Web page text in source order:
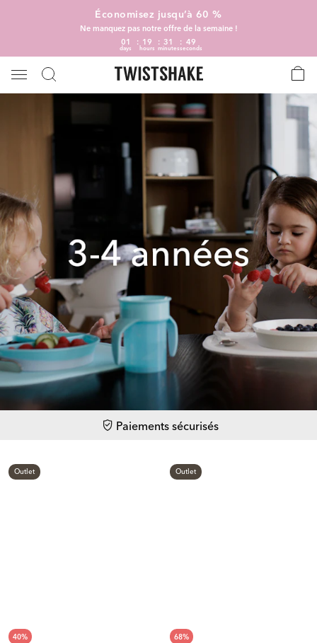
Économisez jusqu’à 60 %
Ne manquez pas notre offre de la semaine !
01
days
19
hours
31
minutes
49
seconds
Paiements sécurisés
Outlet
40%
Outlet
68%